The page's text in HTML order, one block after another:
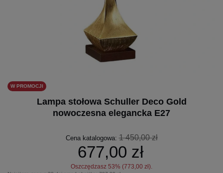
W PROMOCJI
Lampa stołowa Schuller Deco Gold
nowoczesna elegancka E27
Cena katalogowa:1 450,00 zł
677,00 zł
Oszczędzasz 53% (773,00 zł).